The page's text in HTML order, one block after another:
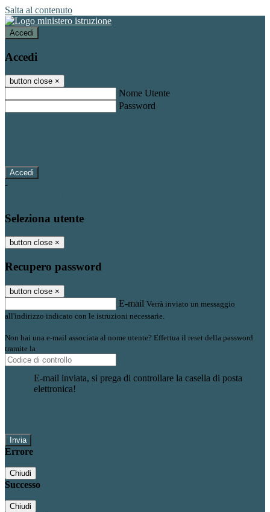
Salta al contenuto
Accedi
Accedi
button close ×
Nome Utente
Password
-
Seleziona utente
button close ×
Recupero password
button close ×
E-mail Verrà inviato un messaggio
all'indirizzo indicato con le istruzioni necessarie.
Non hai una e-mail associata al nome utente? Effettua il reset della password
tramite la
E-mail inviata, si prega di controllare la casella di posta
elettronica!
Errore
Chiudi
Successo
Chiudi